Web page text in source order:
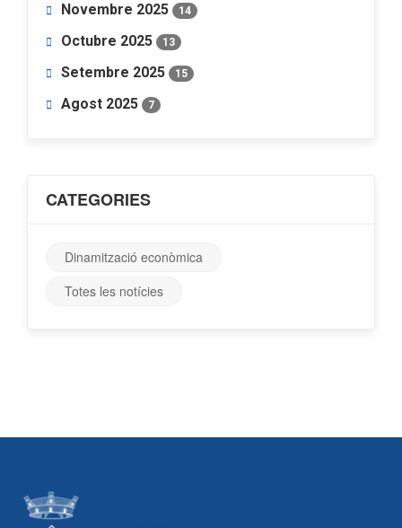
Novembre 2025 14
Octubre 2025 13
Setembre 2025 15
Agost 2025 7
CATEGORIES
Dinamització econòmica
Totes les notícies